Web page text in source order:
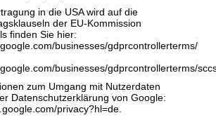
in die USA wird auf die
der EU-Kommission
finden Sie hier:
businesses/gdprcontrollerterms/
businesses/gdprcontrollerterms/
zum Umgang mit Nutzerdaten
Datenschutzerklärung von Google:
privacy?hl=de